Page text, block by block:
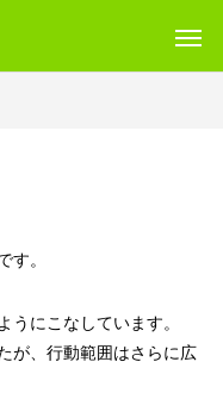
ニコサービス城東センター
す。
うにこなしています。
が、行動範囲はさらに広